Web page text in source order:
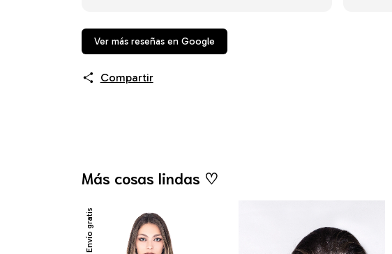
Ver más reseñas en Google
Compartir
Más cosas lindas ♡
Envío gratis